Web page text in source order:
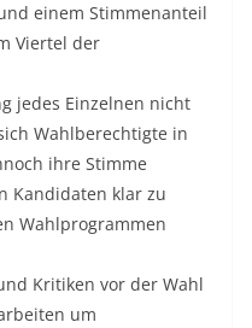
einem Stimmenanteil
Viertel der
jedes Einzelnen nicht
Wahlberechtigte in
ihre Stimme
Kandidaten klar zu
Wahlprogrammen
Kritiken vor der Wahl
um